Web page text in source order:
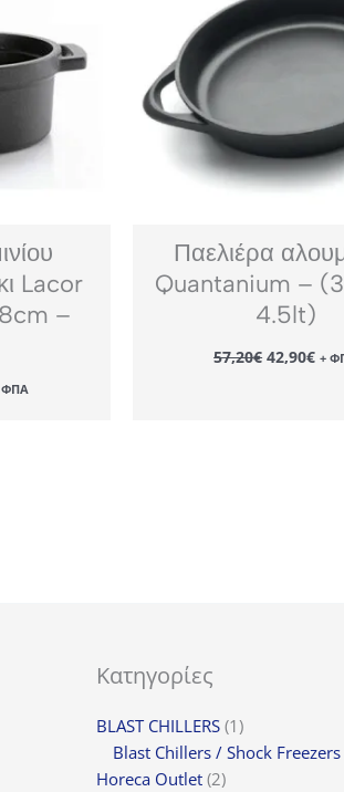
Lacor
–
ΦΠΑ
Παελιέρα
Quantanium –
4.5lt)
57,20€ Original
price
42,90€Η+
Κατηγορίες
BLAST CHILLERS 11
προϊόν
Blast Chillers / Shock Freezers
Horeca Outlet 22